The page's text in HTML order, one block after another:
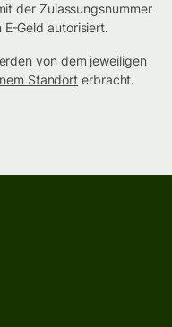
der Zulassungsnummer
Geld autorisiert.
von dem jeweiligen
Standort erbracht.